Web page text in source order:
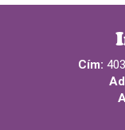
Cím: